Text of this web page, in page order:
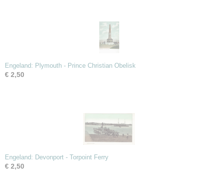
Engeland: Plymouth - Prince Christian Obelisk
€ 2,50
Engeland: Devonport - Torpoint Ferry
€ 2,50